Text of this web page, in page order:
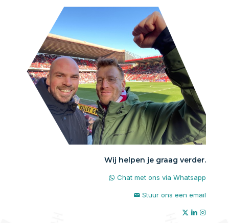
Wij helpen je graag verder.
Chat met ons via Whatsapp
Stuur ons een email